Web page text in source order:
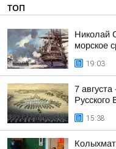
ТОП
Николай
морское
19:03
7
Русского
15:38